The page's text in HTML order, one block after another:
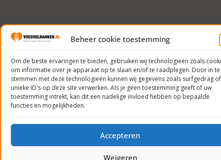
Beheer cookie toestemming
Om de beste ervaringen te bieden, gebruiken wij technologieën zoals
om informatie over je apparaat op te slaan en/of te raadplegen. Door in te
stemmen met deze technologieën kunnen wij gegevens zoals surfgedrag of
unieke ID's op deze site verwerken. Als je geen toestemming geeft of uw
toestemming intrekt, kan dit een nadelige invloed hebben op bepaalde
functies en mogelijkheden.
Accepteren
Weigeren
© 2023
Nederland
Privacyverklaring